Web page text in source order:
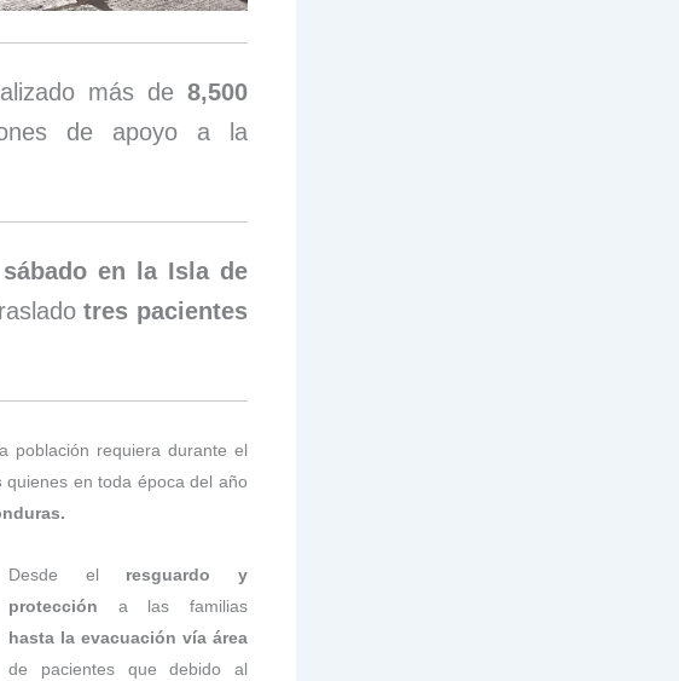
más de8,500
de apoyo a la
en la Isla de
tres pacientes
población requiera durante el
quienes en toda época del año
Desde el resguardo y
protección a las familias
hasta la evacuación vía área
de pacientes que debido al